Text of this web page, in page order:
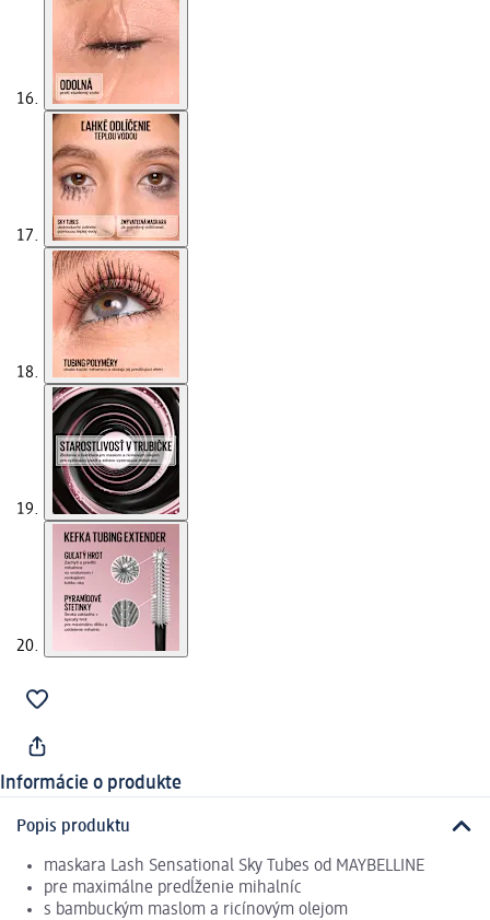
Informácie o produkte
Popis produktu
maskara Lash Sensational Sky Tubes od MAYBELLINE
pre maximálne predĺženie mihalníc
s bambuckým maslom a ricínovým olejom